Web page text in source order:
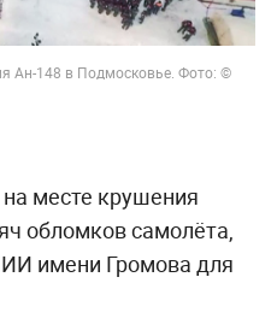
Ан-148 в Подмосковье. Фото: ©
месте крушения
обломков самолёта,
имени Громова для